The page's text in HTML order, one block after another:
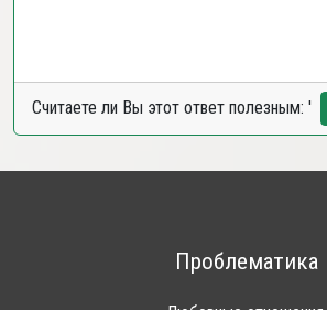
Считаете ли Вы этот ответ полезным: '
Проблематика